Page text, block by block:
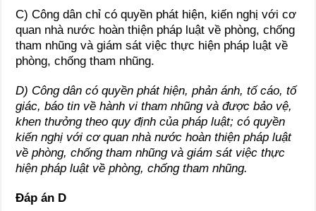
C) Công dân chỉ có quyền phát hiện, kiến nghị với cơ
quan nhà nước hoàn thiện pháp luật về phòng, chống
tham nhũng và giám sát việc thực hiện pháp luật về
phòng, chống tham nhũng.
D) Công dân có quyền phát hiện, phản ánh, tố cáo, tố
giác, báo tin về hành vi tham nhũng và được bảo vệ,
khen thưởng theo quy định của pháp luật; có quyền
kiến nghị với cơ quan nhà nước hoàn thiện pháp luật
về phòng, chống tham nhũng và giám sát việc thực
hiện pháp luật về phòng, chống tham nhũng.
Đáp án D